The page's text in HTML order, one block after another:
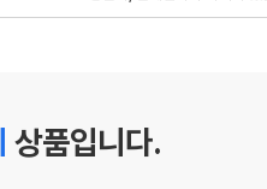
상품입니다.